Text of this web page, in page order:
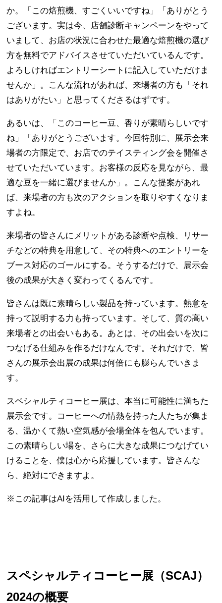
か。「この焙煎機、すごくいいですね」「ありがとう
ございます。実は今、店舗診断キャンペーンをやって
いまして、お店の状況に合わせた最適な焙煎機の選び
方を無料でアドバイスさせていただいているんです。
よろしければエントリーシートに記入していただけま
せんか」。こんな流れがあれば、来場者の方も「それ
はありがたい」と思ってくださるはずです。
あるいは、「このコーヒー豆、香りが素晴らしいです
ね」「ありがとうございます。今回特別に、展示会来
場者の方限定で、お店でのテイスティング会を開催さ
せていただいています。お客様の反応を見ながら、最
適な豆を一緒に選びませんか」。こんな提案があれ
ば、来場者の方も次のアクションを取りやすくなりま
すよね。
来場者の皆さんにメリットがある診断や点検、リサー
チなどの特典を用意して、その特典へのエントリーを
ブース対応のゴールにする。そうするだけで、展示会
後の成果が大きく変わってくるんです。
皆さんは既に素晴らしい製品を持っています。熱意を
持って説明する力も持っています。そして、質の高い
来場者との出会いもある。あとは、その出会いを次に
つなげる仕組みを作るだけなんです。それだけで、皆
さんの展示会出展の成果は何倍にも膨らんでいきま
す。
スペシャルティコーヒー展は、本当に可能性に満ちた
展示会です。コーヒーへの情熱を持った人たちが集ま
る、温かくて熱い空気感が会場全体を包んでいます。
この素晴らしい場を、さらに大きな成果につなげてい
けることを、僕は心から応援しています。皆さんな
ら、絶対にできますよ。
※この記事はAIを活用して作成しました。
スペシャルティコーヒー展（SCAJ）
2024の概要